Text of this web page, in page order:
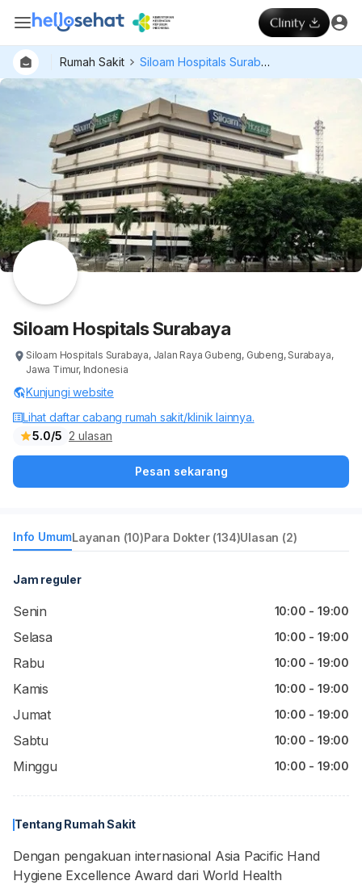
Rumah Sakit Siloam Hospitals Surabaya
Siloam Hospitals Surabaya
Siloam Hospitals Surabaya, Jalan Raya Gubeng, Gubeng, Surabaya,
Jawa Timur, Indonesia
Kunjungi website
Lihat daftar cabang rumah sakit/klinik lainnya.
5.0/5 2 ulasan
Pesan sekarang
Info UmumLayanan (10)Para Dokter (134)Ulasan (2)
Jam reguler
Senin 10:00 - 19:00
Selasa 10:00 - 19:00
Rabu 10:00 - 19:00
Kamis 10:00 - 19:00
Jumat 10:00 - 19:00
Sabtu 10:00 - 19:00
Minggu 10:00 - 19:00
Tentang Rumah Sakit
Dengan pengakuan internasional Asia Pacific Hand
Hygiene Excellence Award dari World Health
Hospital